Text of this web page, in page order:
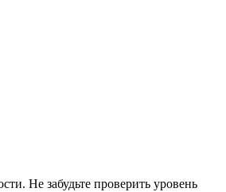
Не забудьте проверить уровень